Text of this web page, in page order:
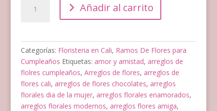
Cumpleaños
en
Cali
cantidad
Añadir al carrito
Categorías: Floristeria en Cali, Ramos De Flores para
Cumpleaños Etiquetas: amor y amistad, arreglos de
flolres cumpleaños, Arreglos de flores, arreglos de
flores cali, arreglos de flores chocolates, arreglos
florales dia de la mujer, arreglos florales enamorados,
arreglos florales modernos, arreglos flores amiga,